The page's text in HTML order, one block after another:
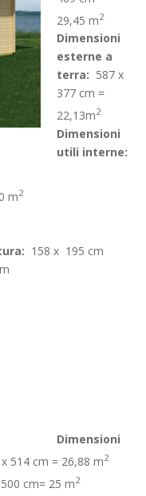
29,45 m2
Dimensioni
esterne a
terra: 587 x
377 cm =
22,13m2
Dimensioni
utili interne:
m2
158 x 195 cm
Dimensioni
514 cm = 26,88 m2
cm= 25 m2